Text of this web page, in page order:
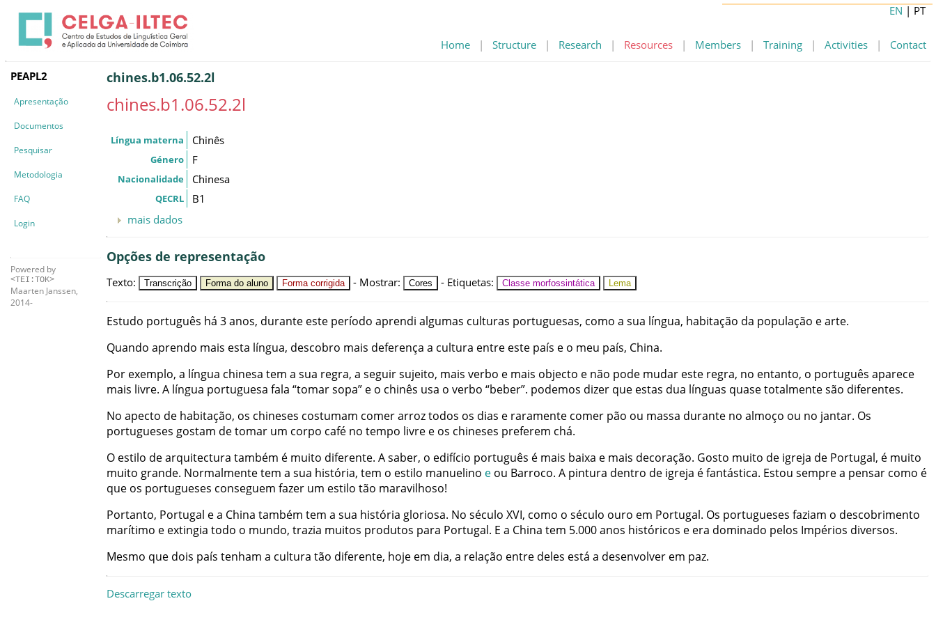
Home | Structure | Research | Resources | Members | Training | Activities | Contact
EN | PT
PEAPL2
Apresentação
Documentos
Pesquisar
Metodologia
FAQ
Login
Powered by
<TEI:TOK>
Maarten Janssen,
2014-
chines.b1.06.52.2l
chines.b1.06.52.2l
Língua materna Chinês
Género F
Nacionalidade Chinesa
QECRL
B1
mais dados
Opções de representação
Texto: Transcrição Forma do aluno Forma corrigida - Mostrar: Cores - Etiquetas: Classe morfossintática Lema
Estudo português há 3anos, durante este período aprendi algumas culturas portuguesas, como a sua língua, habitação da população earte.
Quando aprendo mais esta língua, descobro mais deferença a cultura entre este país e o meu país, China.
Por exemplo, a língua chinesa tem a sua regra, a seguirsujeito, mais verbo e mais objecto e não pode mudar este regra, no entanto, o português aparece
mais livre. A língua portuguesa fala “tomarsopa” e o chinês usa o verbo “beber”. podemos dizer que estas dua línguas quasetotalmentesão diferentes.
No apecto de habitação, os chineses costumam comerarroztodos os dias e raramente comer pão ou massa durante no almoço ou no jantar. Os
portugueses gostam detomar um corpo café no tempo livre e os chineses preferem chá.
O estilo dearquitectura também é muito diferente. Asaber, o edifício português é mais baixa e mais decoração. Gosto muito de igreja de Portugal, é muito
muito grande. Normalmentetem a sua história, tem o estilo manuelino e ou Barroco. A pintura dentro de igreja éfantástica. Estou semprea pensar como é
que os portugueses conseguem fazer um estilo tão maravilhoso!
Portanto, Portugal ea China também tem a sua história gloriosa. No século XVI, como o século ouro em Portugal. Os portugueses faziam o descobrimento
marítimo e extingia todo o mundo, trazia muitos produtos para Portugal. E a China tem 5.000anos históricos e era dominado pelos Impérios diversos.
Mesmo que dois país tenham a cultura tão diferente, hoje em dia, a relação entre deles está a desenvolver em paz.
Descarregar texto